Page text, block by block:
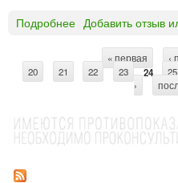
Подробнее
о
Добавить отзыв
р
а
н
« первая ‹
20
21 22 23 24 25
›